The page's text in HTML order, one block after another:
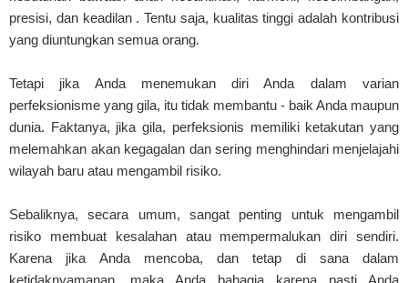
presisi, dan keadilan . Tentu saja, kualitas tinggi adalah kontribusi
yang diuntungkan semua orang.
Tetapi jika Anda menemukan diri Anda dalam varian
perfeksionisme yang gila, itu tidak membantu - baik Anda maupun
dunia. Faktanya, jika gila, perfeksionis memiliki ketakutan yang
melemahkan akan kegagalan dan sering menghindari menjelajahi
wilayah baru atau mengambil risiko.
Sebaliknya, secara umum, sangat penting untuk mengambil
risiko membuat kesalahan atau mempermalukan diri sendiri.
Karena jika Anda mencoba, dan tetap di sana dalam
ketidaknyamanan, maka Anda bahagia karena pasti Anda